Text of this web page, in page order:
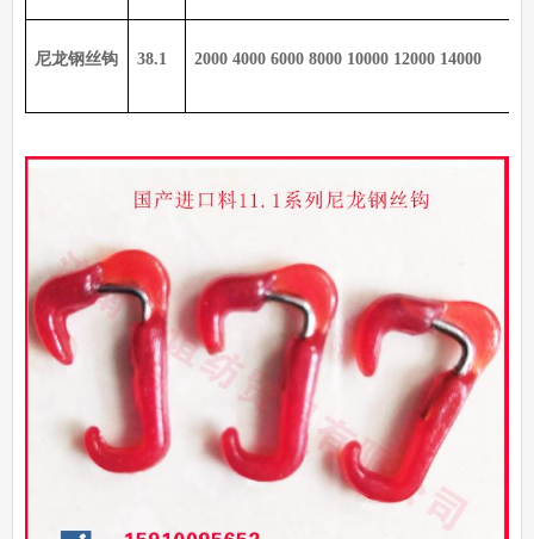
尼龙钢丝钩 38.1 2000 4000 6000 8000 10000 12000 14000